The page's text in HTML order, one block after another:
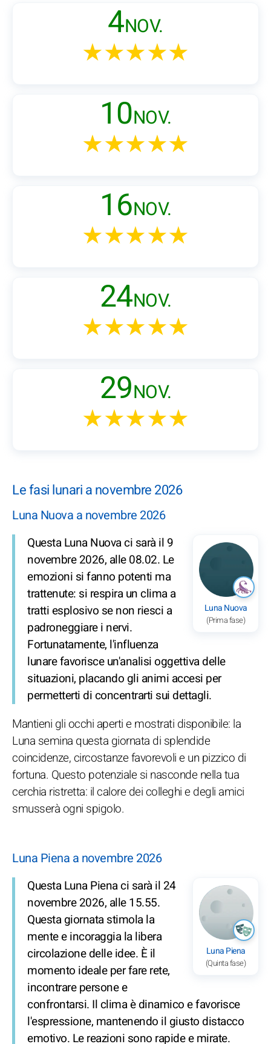
4NOV.
★★★★★
10NOV.
★★★★★
16NOV.
★★★★★
24NOV.
★★★★★
29NOV.
★★★★★
Le fasi lunari a novembre 2026
Luna Nuova a novembre 2026
Luna Nuova
(Prima fase)
Questa Luna Nuova ci sarà il 9
novembre 2026, alle 08.02. Le
emozioni si fanno potenti ma
trattenute: si respira un clima a
tratti esplosivo se non riesci a
padroneggiare i nervi.
Fortunatamente, l'influenza
lunare favorisce un'analisi oggettiva delle
situazioni, placando gli animi accesi per
permetterti di concentrarti sui dettagli.
Mantieni gli occhi aperti e mostrati disponibile: la
Luna semina questa giornata di splendide
coincidenze, circostanze favorevoli e un pizzico di
fortuna. Questo potenziale si nasconde nella tua
cerchia ristretta: il calore dei colleghi e degli amici
smusserà ogni spigolo.
Luna Piena a novembre 2026
Luna Piena
(Quinta fase)
Questa Luna Piena ci sarà il 24
novembre 2026, alle 15.55.
Questa giornata stimola la
mente e incoraggia la libera
circolazione delle idee. È il
momento ideale per fare rete,
incontrare persone e
confrontarsi. Il clima è dinamico e favorisce
l'espressione, mantenendo il giusto distacco
emotivo. Le reazioni sono rapide e mirate.